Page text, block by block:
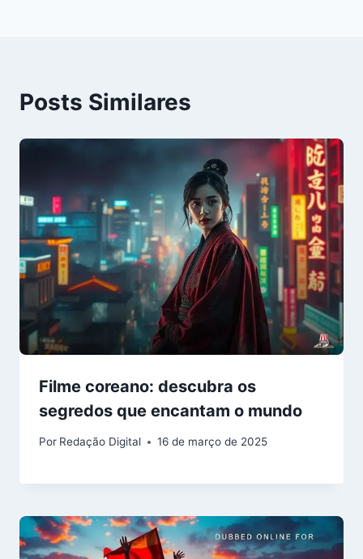
Posts Similares
Filme coreano: descubra os
segredos que encantam o mundo
Por Redação Digital 16 de março de 2025